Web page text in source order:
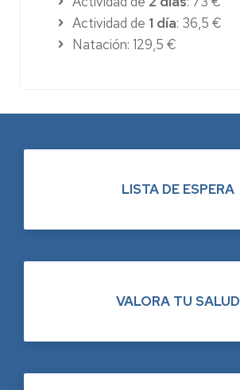
Actividad de 1 día: 36,5 €
Natación: 129,5 €
LISTA DE ESPERA
VALORA TU SALUD